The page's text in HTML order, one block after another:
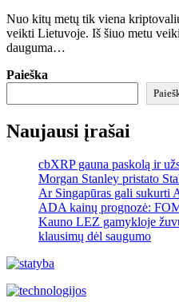
Nuo kitų metų tik viena
veikti Lietuvoje. Iš šiuo metu
dauguma…
Paieška
Naujausi įrašai
cbXRP gauna paskolą ir
Morgan Stanley pristato
Ar Singapūras gali sukurti
ADA kainų prognozė:
Kauno LEZ gamykloje
klausimų dėl saugumo